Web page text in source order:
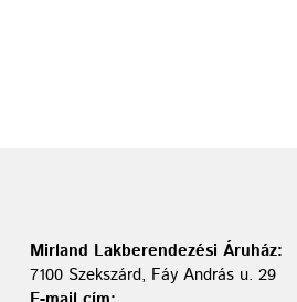
Mirland Lakberendezési Áruház:
7100 Szekszárd, Fáy András u. 29